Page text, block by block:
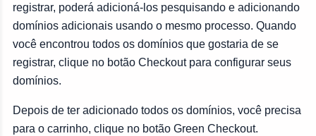
registrar, poderá adicioná-los pesquisando e adicionando
domínios adicionais usando o mesmo processo. Quando
você encontrou todos os domínios que gostaria de se
registrar, clique no botão Checkout para configurar seus
domínios.
Depois de ter adicionado todos os domínios, você precisa
para o carrinho, clique no botão Green Checkout.